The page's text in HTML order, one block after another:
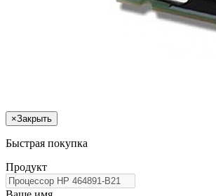
×Закрыть
Быстрая покупка
Продукт